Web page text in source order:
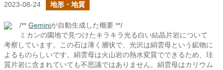
2023-08-24 地形・地質
/** Geminiが自動生成した概要 **/
ミカンの園地で見つけたキラキラ光る白い結晶片岩について
考察しています。この石は薄く層状で、光沢は絹雲母という鉱物に
よるものらしいです。絹雲母は火山岩の熱水変質でできるため、珪
質片岩に含まれていても不思議ではありません。絹雲母はカリウム